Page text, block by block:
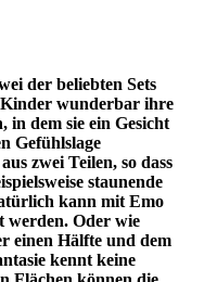
der beliebten Sets
wunderbar ihre
dem sie ein Gesicht
Gefühlslage
zwei Teilen, so dass
staunende
kann mit Emo
werden. Oder wie
einen Hälfte und dem
kennt keine